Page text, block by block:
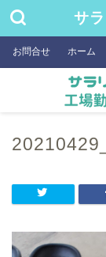
サ
お問合せ ホーム